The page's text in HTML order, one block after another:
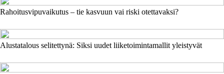
Rahoitusvipuvaikutus – tie kasvuun vai riski otettavaksi?
Alustatalous selitettynä: Siksi uudet liiketoimintamallit yleistyvät